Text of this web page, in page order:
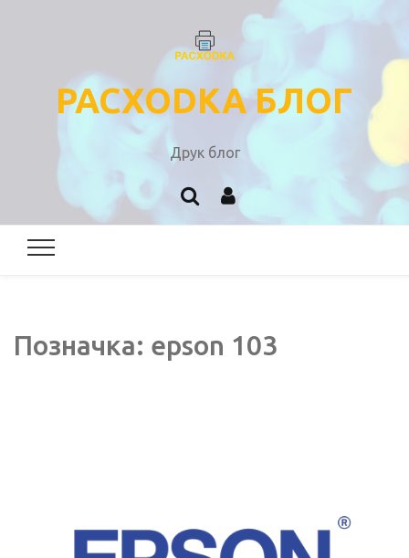
PACXODKA БЛОГ
Друк блог
Позначка: epson 103